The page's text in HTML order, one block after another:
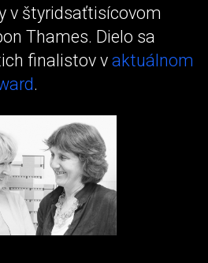
v štyridsaťtisícovom
Thames. Dielo sa
finalistov v aktuálnom
.